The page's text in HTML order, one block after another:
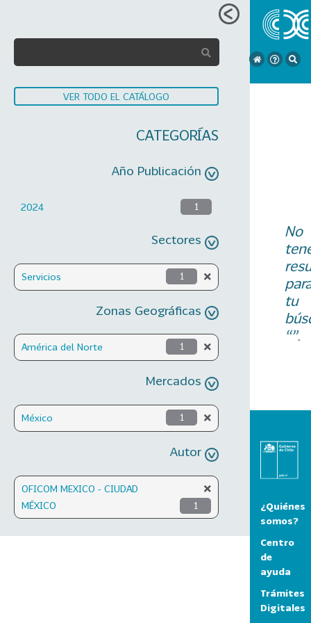
VER TODO EL CATÁLOGO
CATEGORÍAS
Año Publicación
2024 1
Sectores
Servicios 1
Zonas Geográficas
América del Norte 1
Mercados
México 1
Autor
OFICOM MEXICO - CIUDAD
MÉXICO
1
No
tu
“”.
¿Quiénes
somos?
Centro
de
ayuda
Trámites
Digitales